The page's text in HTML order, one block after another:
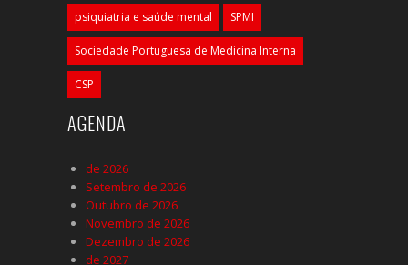
psiquiatria e saúde mental SPMI
Sociedade Portuguesa de Medicina Interna
CSP
AGENDA
de 2026
Setembro de 2026
Outubro de 2026
Novembro de 2026
Dezembro de 2026
de 2027